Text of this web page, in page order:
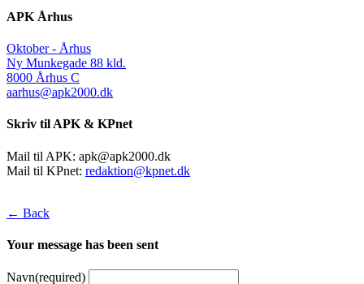
APK Århus
Oktober - Århus
Ny Munkegade 88 kld.
8000 Århus C
aarhus@apk2000.dk
Skriv til APK & KPnet
Mail til APK: apk@apk2000.dk
Mail til KPnet: redaktion@kpnet.dk
← Back
Your message has been sent
Navn(required)